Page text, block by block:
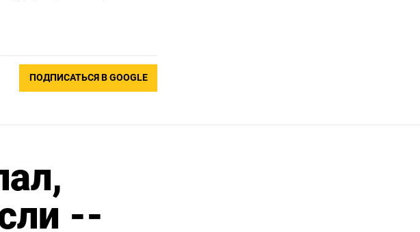
ПОДПИСАТЬСЯ В GOOGLE
--